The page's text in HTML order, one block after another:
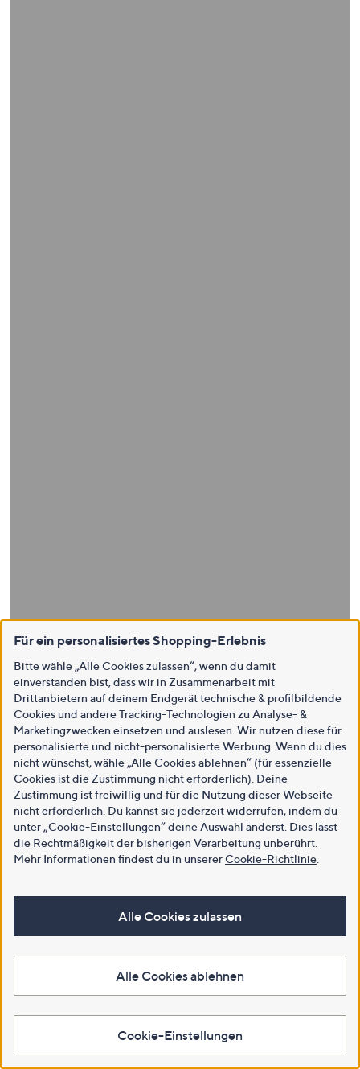
Für ein personalisiertes Shopping-Erlebnis
Bitte wähle „Alle Cookies zulassen“, wenn du damit
einverstanden bist, dass wir in Zusammenarbeit mit
Drittanbietern auf deinem Endgerät technische & profilbildende
Cookies und andere Tracking-Technologien zu Analyse- &
Marketingzwecken einsetzen und auslesen. Wir nutzen diese für
personalisierte und nicht-personalisierte Werbung. Wenn du dies
nicht wünschst, wähle „Alle Cookies ablehnen“ (für essenzielle
Cookies ist die Zustimmung nicht erforderlich). Deine
Zustimmung ist freiwillig und für die Nutzung dieser Webseite
nicht erforderlich. Du kannst sie jederzeit widerrufen, indem du
unter „Cookie-Einstellungen“ deine Auswahl änderst. Dies lässt
die Rechtmäßigkeit der bisherigen Verarbeitung unberührt.
Mehr Informationen findest du in unsererCookie-Richtlinie
Alle Cookies zulassen
Alle Cookies ablehnen
Cookie-Einstellungen